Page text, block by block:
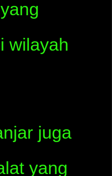
wilayah
juga
yang